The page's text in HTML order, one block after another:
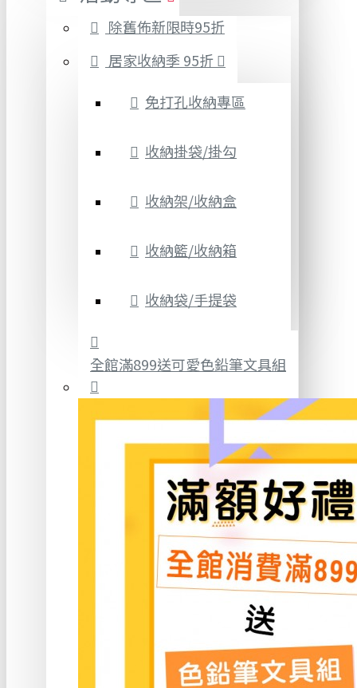
除舊佈新限時95折
居家收納季 95折
免打孔收納專區
收納掛袋/掛勾
收納架/收納盒
收納籃/收納箱
收納袋/手提袋
全館滿899送可愛色鉛筆文具組